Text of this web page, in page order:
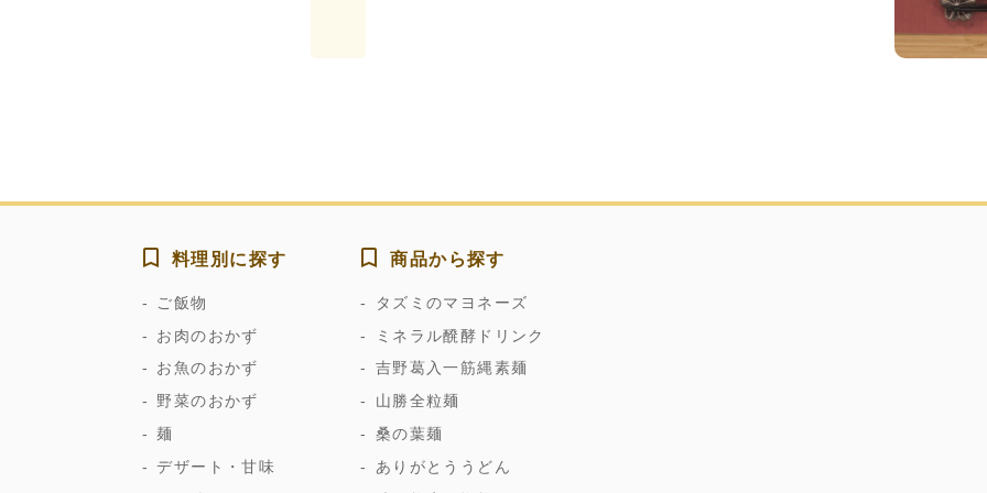
料理別に探す
ご飯物
お肉のおかず
お魚のおかず
野菜のおかず
麺
デザート・甘味
商品から探す
タズミのマヨネーズ
ミネラル醗酵ドリンク
吉野葛入一筋縄素麺
山勝全粒麺
桑の葉麺
ありがとううどん